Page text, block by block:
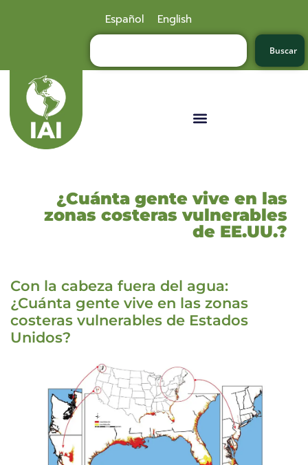
Español English
Buscar
¿Cuánta gente vive en las
zonas costeras vulnerables
de EE.UU.?
Con la cabeza fuera del agua:
¿Cuánta gente vive en las zonas
costeras vulnerables de Estados
Unidos?